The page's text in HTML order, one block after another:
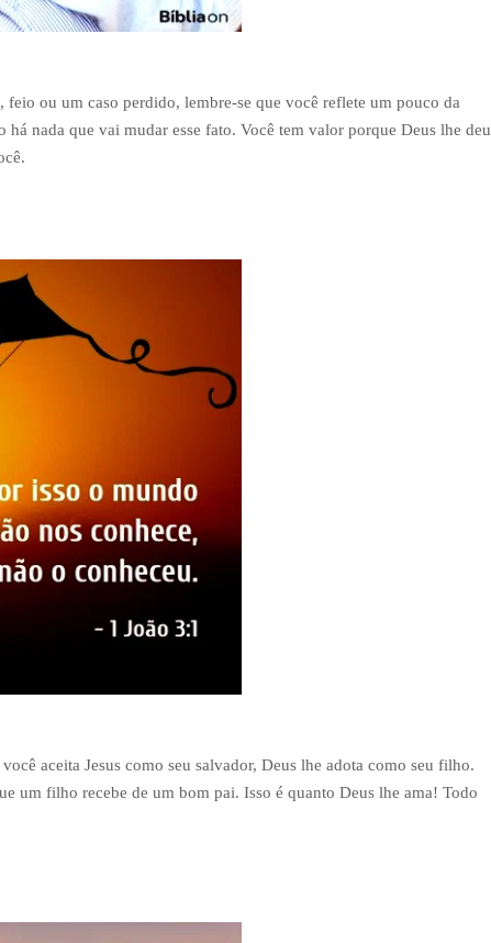
ou um caso perdido, lembre-se que você reflete um pouco da
nada que vai mudar esse fato. Você tem valor porque Deus lhe deu
aceita Jesus como seu salvador, Deus lhe adota como seu filho.
um filho recebe de um bom pai. Isso é quanto Deus lhe ama! Todo